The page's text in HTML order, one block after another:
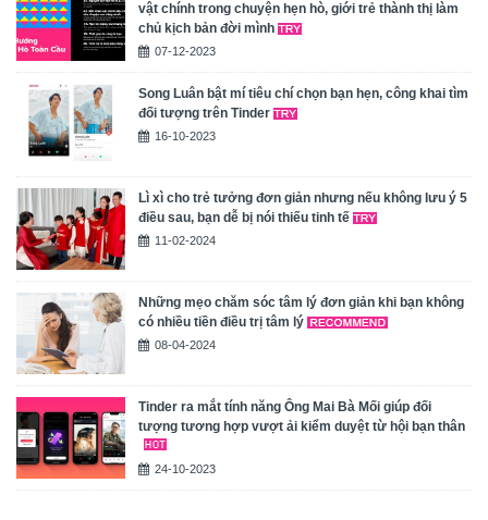
vật chính trong chuyện hẹn hò, giới trẻ thành thị làm
chủ kịch bản đời mình
07-12-2023
Song Luân bật mí tiêu chí chọn bạn hẹn, công khai tìm
đối tượng trên Tinder
16-10-2023
Lì xì cho trẻ tưởng đơn giản nhưng nếu không lưu ý 5
điều sau, bạn dễ bị nói thiếu tinh tế
11-02-2024
Những mẹo chăm sóc tâm lý đơn giản khi bạn không
có nhiều tiền điều trị tâm lý
08-04-2024
Tinder ra mắt tính năng Ông Mai Bà Mối giúp đối
tượng tương hợp vượt ải kiểm duyệt từ hội bạn thân
24-10-2023